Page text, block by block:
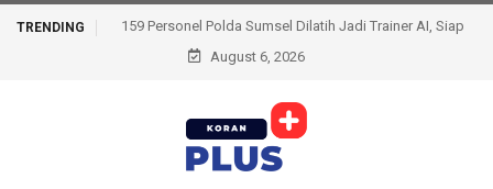
TRENDING
159 Personel Polda Sumsel Dilatih Jadi Trainer AI, Siap
Bentengi Pelajar dari Ancaman Dunia Digital
August 6, 2026